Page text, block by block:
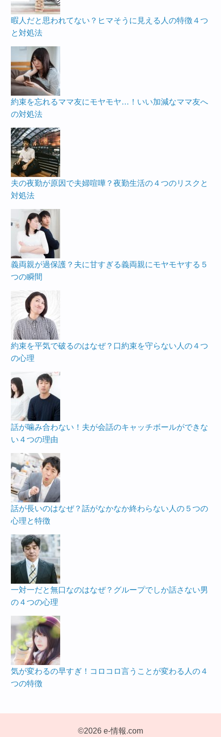
暇人だと思われてない？ヒマそうに見える人の特徴４つ
と対処法
約束を忘れるママ友にモヤモヤ…！いい加減なママ友へ
の対処法
夫の夜勤が原因で夫婦喧嘩？夜勤生活の４つのリスクと
対処法
義両親が過保護？夫に甘すぎる義両親にモヤモヤする５
つの瞬間
約束を平気で破るのはなぜ？口約束を守らない人の４つ
の心理
話が噛み合わない！夫が会話のキャッチボールができな
い４つの理由
話が長いのはなぜ？話がなかなか終わらない人の５つの
心理と特徴
一対一だと無口なのはなぜ？グループでしか話さない男
の４つの心理
気が変わるの早すぎ！コロコロ言うことが変わる人の４
つの特徴
©2026 e-情報.com